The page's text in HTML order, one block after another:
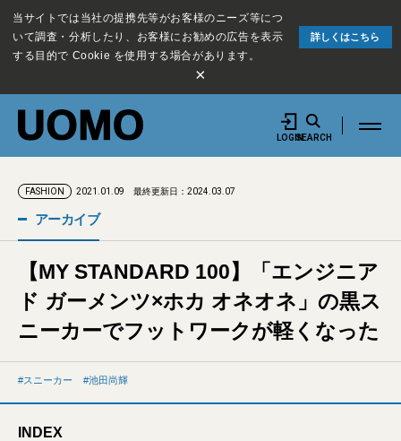
当サイトでは当社の提携先等がお客様のニーズ等につ
いて調査・分析したり、お客様にお勧めの広告を表示
する目的で Cookie を使用する場合があります。
詳しくはこちら
×
LOGINSEARCH
FASHION 2021.01.09 最終更新日：2024.03.07
アーカイブ
【MY STANDARD 100】「エンジニア
ド ガーメンツ×ホカ オネオネ」の黒ス
ニーカーでフットワークが軽くなった
スニーカー 池田尚輝
INDEX